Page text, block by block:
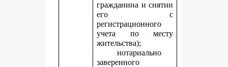
гражданина и снятии
его с
регистрационного
учета по месту
жительства);
нотариально
заверенного